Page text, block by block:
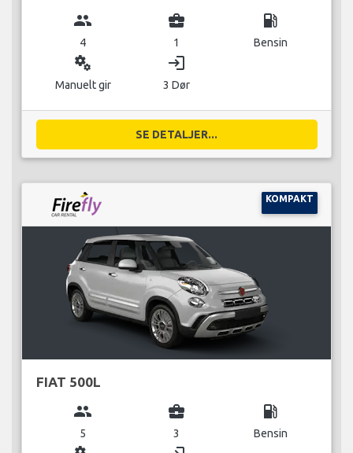
group
4
business_center
1
local_gas_station
Bensin
miscellaneous_services
Manuelt gir
login
3 Dør
SE DETALJER...
KOMPAKT
FIAT 500L
group
5
business_center
3
local_gas_station
Bensin